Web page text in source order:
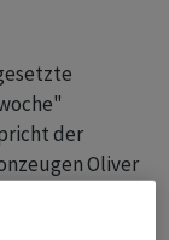
der
Oliver